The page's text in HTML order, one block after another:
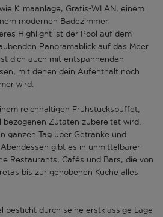
Klimaanlage, Gratis-WLAN, einem
modernen Badezimmer
Highlight ist der Pool auf dem
Panoramablick auf das Meer
dich auch mit entspannenden
mit denen dein Aufenthalt noch
wird.
reichhaltigen Frühstücksbuffet,
bezogenen Zutaten zubereitet wird.
ganzen Tag über Getränke und
gibt es in unmittelbarer
Restaurants, Cafés und Bars, die von
bis zur gehobenen Küche alles
besticht durch seine erstklassige Lage